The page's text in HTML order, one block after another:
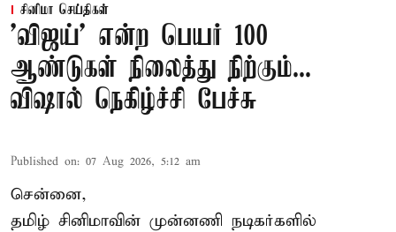
சினிமா செய்திகள்
'விஜய்' என்ற பெயர் 100
ஆண்டுகள் நிலைத்து நிற்கும்...
விஷால் நெகிழ்ச்சி பேச்சு
Published on: 07 Aug 2026, 5:12 am
சென்னை,
தமிழ் சினிமாவின் முன்னணி நடிகர்களில்